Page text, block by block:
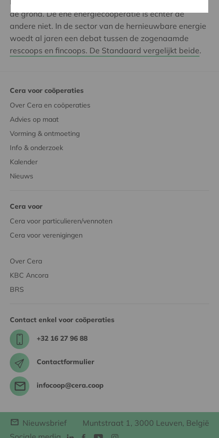
de grond. De ene energiecoöperatie is echter de
andere niet. In de sector van de hernieuwbare energie
woedt al jaren een debat tussen de zogenaamde
rescoops en fincoops. De Standaard vergelijkt beide.
Cera voor coöperaties
Over Cera en coöperaties
Advies op maat
Vorming & ontmoeting
Info & onderzoek
Kalender
Nieuws
Cera voor
Cera voor particulieren/vennoten
Cera voor verenigingen
Over Cera
KBC Ancora
BRS
Contact enkel voor coöperaties
+32 16 27 96 88
Contactformulier
infocoop@cera.coop
Nieuwsbrief
Muntstraat 1, 3000 Leuven, België